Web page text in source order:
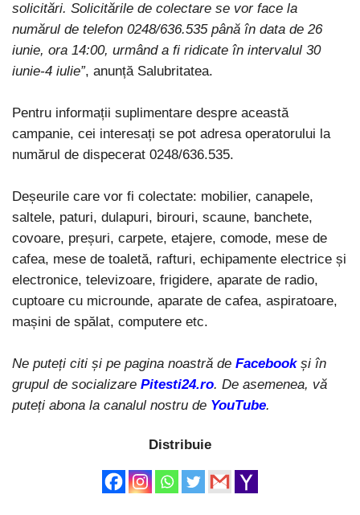
solicitări. Solicitările de colectare se vor face la
numărul de telefon 0248/636.535 până în data de 26
iunie, ora 14:00, urmând a fi ridicate în intervalul 30
iunie-4 iulie”, anunță Salubritatea.
Pentru informații suplimentare despre această
campanie, cei interesați se pot adresa operatorului la
numărul de dispecerat 0248/636.535.
Deșeurile care vor fi colectate: mobilier, canapele,
saltele, paturi, dulapuri, birouri, scaune, banchete,
covoare, preșuri, carpete, etajere, comode, mese de
cafea, mese de toaletă, rafturi, echipamente electrice și
electronice, televizoare, frigidere, aparate de radio,
cuptoare cu microunde, aparate de cafea, aspiratoare,
mașini de spălat, computere etc.
Ne puteți citi și pe pagina noastră de Facebook și în
grupul de socializare Pitesti24.ro. De asemenea, vă
puteți abona la canalul nostru de YouTube.
Distribuie